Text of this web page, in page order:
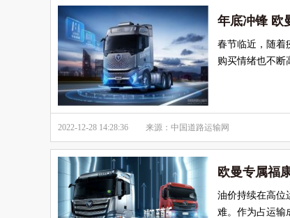
年底冲锋 欧
春节临近，随着
购买情绪也不断
2022-12-28 14:28:36 来源：中国道路运输网
欧曼专属福
油价持续在高位
难。作为占运输